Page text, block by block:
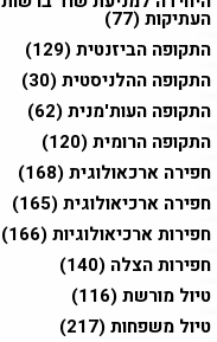
העתיקות(77)
התקופה הביזנטית(129)
התקופה ההלניסטית(30)
התקופה העות'מנית(62)
התקופה הרומית(120)
חפירה ארכאולוגית(168)
חפירה ארכיאולוגית(165)
חפירות ארכיאולוגיות(166)
חפירות הצלה (140)
טיול מורשת(116)
טיול משפחות(217)